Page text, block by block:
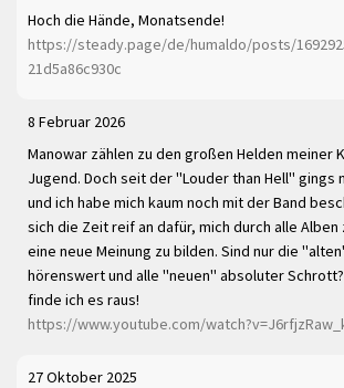
Hoch die Hände, Monatsende!
https://steady.page/de/humaldo/posts/
21d5a86c930c
8 Februar 2026
Manowar zählen zu den großen Helden meiner
Jugend. Doch seit der "Louder than Hell" gings
und ich habe mich kaum noch mit der Band
sich die Zeit reif an dafür, mich durch alle Alben
eine neue Meinung zu bilden. Sind nur die
hörenswert und alle "neuen" absoluter
finde ich es raus!
https://www.youtube.com/
27 Oktober 2025